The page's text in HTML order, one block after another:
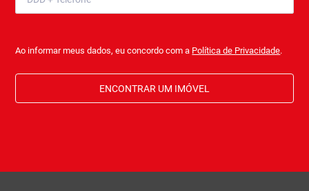
Ao informar meus dados, eu concordo com a Política de Privacidade.
ENCONTRAR UM IMÓVEL